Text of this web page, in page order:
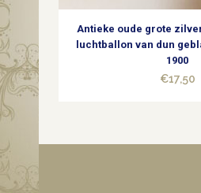
Antieke oude grote
luchtballon van dun
1900
€17,50